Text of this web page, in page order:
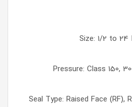
Size: 1/2 to 24
Pressure: Class 150,
Seal Type: Raised Face (RF),